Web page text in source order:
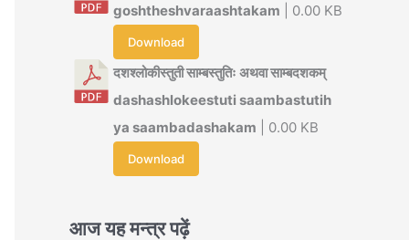
goshtheshvaraashtakam | 0.00 KB
Download
दशश्लोकीस्तुती साम्बस्तुतिः अथवा साम्बदशकम्
dashashlokeestuti saambastutih
ya saambadashakam | 0.00 KB
Download
आज यह मन्त्र पढ़ें